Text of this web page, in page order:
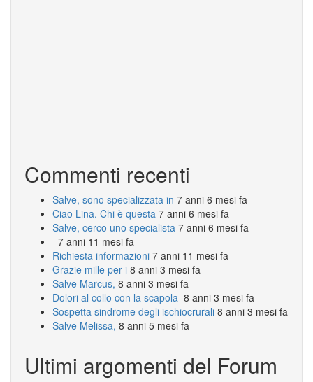
Commenti recenti
Salve, sono specializzata in 7 anni 6 mesi fa
Ciao Lina. Chi è questa 7 anni 6 mesi fa
Salve, cerco uno specialista 7 anni 6 mesi fa
7 anni 11 mesi fa
Richiesta informazioni 7 anni 11 mesi fa
Grazie mille per i 8 anni 3 mesi fa
Salve Marcus, 8 anni 3 mesi fa
Dolori al collo con la scapola 8 anni 3 mesi fa
Sospetta sindrome degli ischiocrurali 8 anni 3 mesi fa
Salve Melissa, 8 anni 5 mesi fa
Ultimi argomenti del Forum